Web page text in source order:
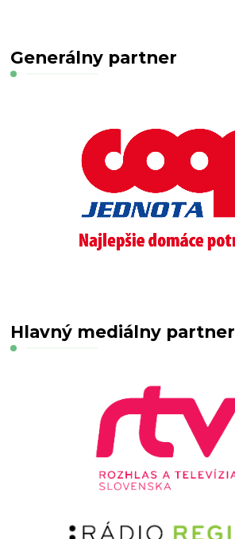
Generálny partner
Hlavný mediálny partner